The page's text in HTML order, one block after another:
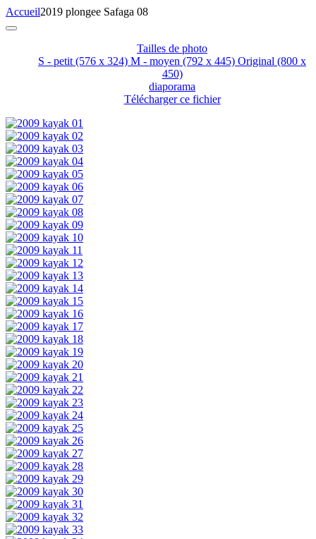
Accueil2019 plongee Safaga 08
Tailles de photo
S - petit (576 x 324) M - moyen (792 x 445) Original (800 x
450)
diaporama
Télécharger ce fichier